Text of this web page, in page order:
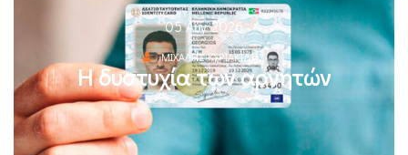
05 Αυγ 2026
ΜΙΧΆΛΗΣ ΚΥΡΙΑΚΊΔΗΣ
Η δυστυχία των αρνητών